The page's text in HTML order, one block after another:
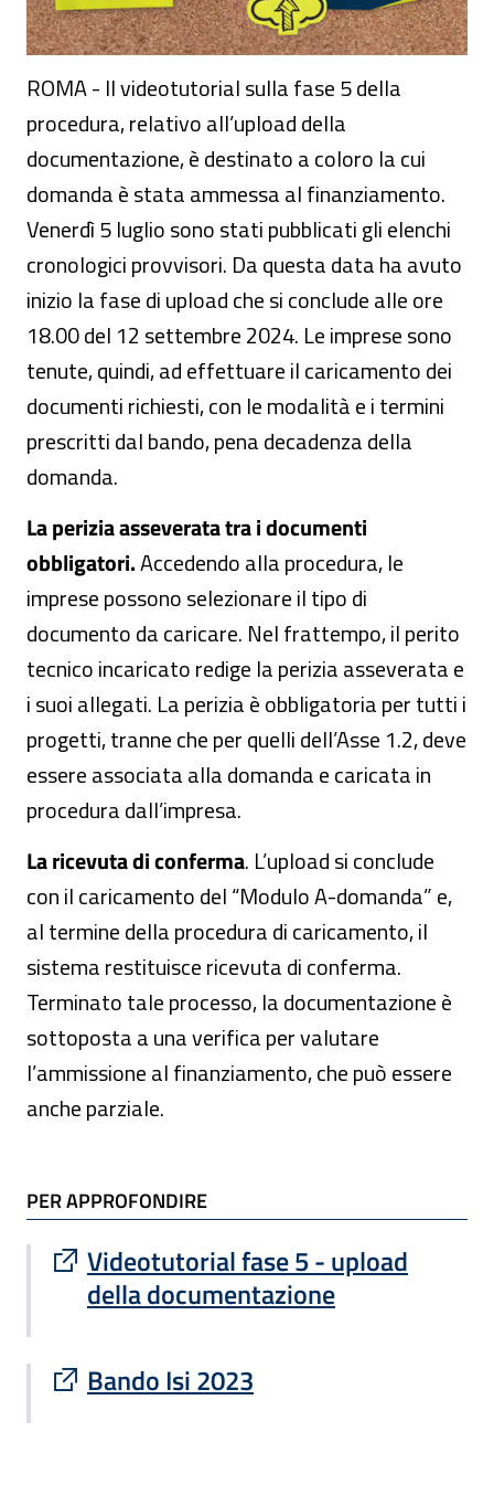
ROMA - Il videotutorial sulla fase 5 della
procedura, relativo all’upload della
documentazione, è destinato a coloro la cui
domanda è stata ammessa al finanziamento.
Venerdì 5 luglio sono stati pubblicati gli elenchi
cronologici provvisori. Da questa data ha avuto
inizio la fase di upload che si conclude alle ore
18.00 del 12 settembre 2024. Le imprese sono
tenute, quindi, ad effettuare il caricamento dei
documenti richiesti, con le modalità e i termini
prescritti dal bando, pena decadenza della
domanda.
La perizia asseverata tra i documenti
obbligatori.Accedendo alla procedura, le
imprese possono selezionare il tipo di
documento da caricare. Nel frattempo, il perito
tecnico incaricato redige la perizia asseverata e
i suoi allegati. La perizia è obbligatoria per tutti i
progetti, tranne che per quelli dell’Asse 1.2, deve
essere associata alla domanda e caricata in
procedura dall’impresa.
La ricevuta di conferma. L’upload si conclude
con il caricamento del “Modulo A-domanda” e,
al termine della procedura di caricamento, il
sistema restituisce ricevuta di conferma.
Terminato tale processo, la documentazione è
sottoposta a una verifica per valutare
l’ammissione al finanziamento, che può essere
anche parziale.
TI POTREBBE INTERESSARE
PER APPROFONDIRE
Videotutorial fase 5 - upload
della documentazione
Sito esterno : apre una nuova finestra
Bando Isi 2023
Sito esterno : apre una nuova finestra